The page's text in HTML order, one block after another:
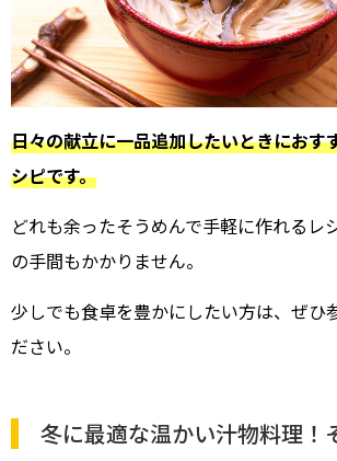
日々の献立に一品追加したいときにおす
シピです。
どれも余ったそうめんで手軽に作れるレ
の手間もかかりません。
少しでも食卓を豊かにしたい方は、ぜひ
ださい。
冬に最適な温かい汁物料理！